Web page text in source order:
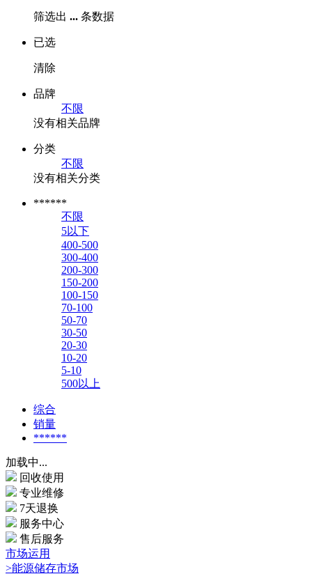
筛选出 ... 条数据
已选
清除
品牌
不限
没有相关品牌
分类
不限
没有相关分类
******
不限
5以下
400-500
300-400
200-300
150-200
100-150
70-100
50-70
30-50
20-30
10-20
5-10
500以上
综合
销量
******
加载中...
回收使用
专业维修
7天退换
服务中心
售后服务
市场运用
>能源储存市场